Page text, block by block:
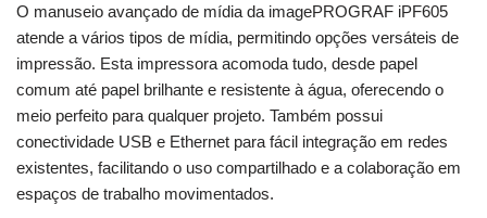
O manuseio avançado de mídia da imagePROGRAF iPF605
atende a vários tipos de mídia, permitindo opções versáteis de
impressão. Esta impressora acomoda tudo, desde papel
comum até papel brilhante e resistente à água, oferecendo o
meio perfeito para qualquer projeto. Também possui
conectividade USB e Ethernet para fácil integração em redes
existentes, facilitando o uso compartilhado e a colaboração em
espaços de trabalho movimentados.